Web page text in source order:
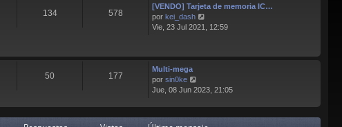
m
n
l
t
i
m
e
n
s
134 578
[VENDO] Tarjeta de memoria IC…
por kei_dash
l
m
m
e
Vie, 23 Jul 2021, 12:59
50 177
Multi-mega
por sin0ke
e
Jue, 08 Jun 2023, 21:05